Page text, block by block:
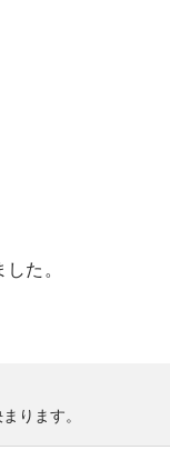
た。
ります。